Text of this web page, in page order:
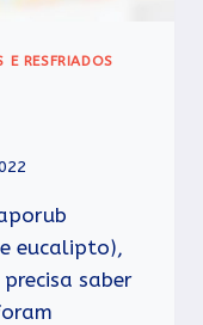
E RESFRIADOS
eucalipto),
saber